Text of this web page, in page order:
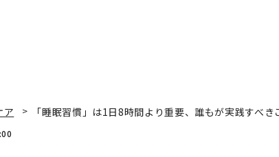
ア 「睡眠習慣」は1日8時間より重要、誰もが実践すべき